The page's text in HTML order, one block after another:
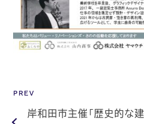
PREV
岸和田市主催「歴史的な